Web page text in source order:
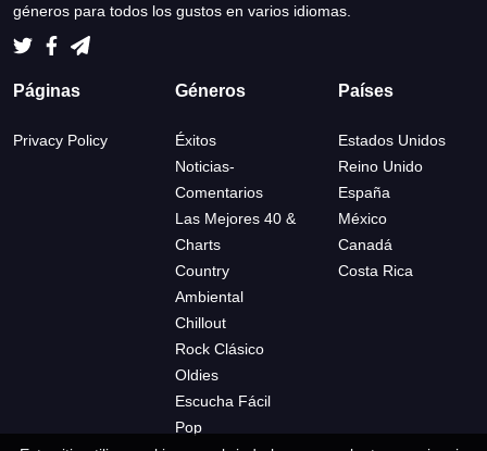
géneros para todos los gustos en varios idiomas.
Páginas
Privacy Policy
Géneros
Éxitos
Noticias-
Comentarios
Las Mejores 40 &
Charts
Country
Ambiental
Chillout
Rock Clásico
Oldies
Escucha Fácil
Pop
Países
Estados Unidos
Reino Unido
España
México
Canadá
Costa Rica